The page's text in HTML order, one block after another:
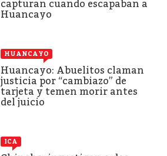
capturan cuando escapaban a
Huancayo
HUANCAYO
Huancayo: Abuelitos claman
justicia por “cambiazo” de
tarjeta y temen morir antes
del juicio
ICA